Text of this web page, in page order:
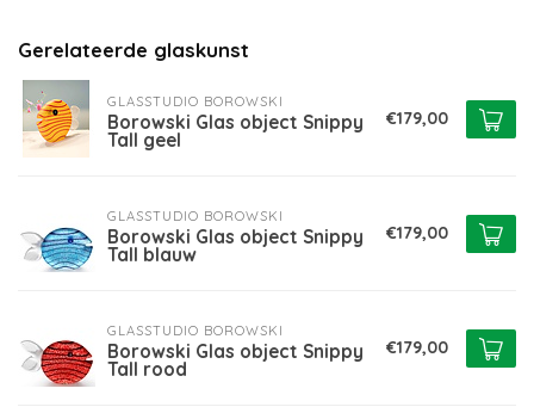
Gerelateerde glaskunst
GLASSTUDIO BOROWSKI
Borowski Glas object Snippy
Tall geel
€179,00
GLASSTUDIO BOROWSKI
Borowski Glas object Snippy
Tall blauw
€179,00
GLASSTUDIO BOROWSKI
Borowski Glas object Snippy
Tall rood
€179,00